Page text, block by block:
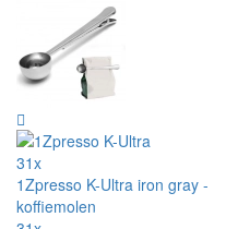
31x
1Zpresso K-Ultra iron gray -
koffiemolen